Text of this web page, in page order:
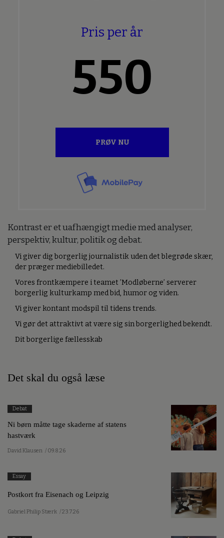
Pris per år
550
PRØV NU
Kontrast er et uafhængigt medie med analyser,
perspektiv, kultur, politik og debat.
Vi giver dig borgerlig journalistik uden det blegrøde skær,
der præger mediebilledet.
Vores frontkæmpere i teamet ’Modløberne’ serverer
borgerlig kulturkamp med bid, humor og viden.
Vi giver kontant modspil til tidens trends.
Vi gør det attraktivt at være sig sin borgerlighed bekendt.
Dit borgerlige fællesskab
Det skal du også læse
Debat
Ni børn måtte tage skaderne af statens
hastværk
David Klausen / 09.8.26
Essay
Postkort fra Eisenach og Leipzig
Gabriel Philip Stærk / 23.7.26